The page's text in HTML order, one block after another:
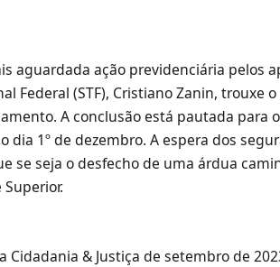
aguardada ação previdenciária pelos
Federal (STF), Cristiano Zanin, trouxe
A conclusão está pautada para
dia 1º de dezembro. A espera dos
se seja o desfecho de uma árdua
Cidadania & Justiça de setembro de